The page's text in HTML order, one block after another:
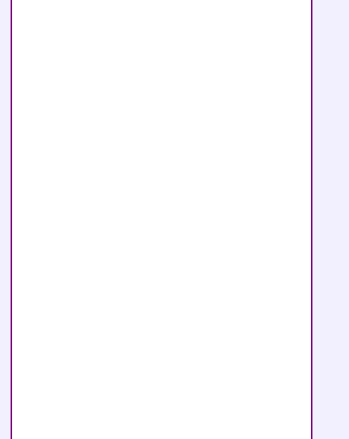
と決めつけ嫌味を言ってきた友人、その子ども...
に遊びに行ったら私が小さい頃に撮った写真が...